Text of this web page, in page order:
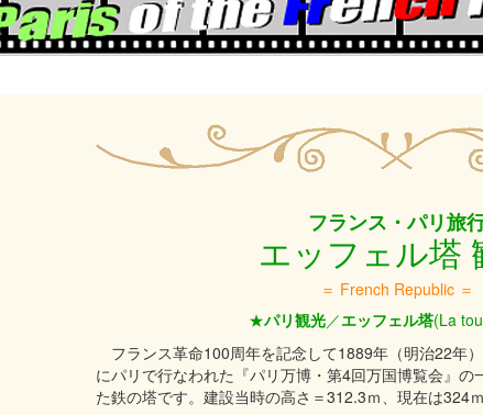
フランス・パリ旅
エッフェル塔
＝ French Republic ＝
★パリ観光／エッフェル塔(La
フランス革命100周年を記念して1889年（明治22年
にパリで行なわれた『パリ万博・第4回万国博覧会』
た鉄の塔です。建設当時の高さ＝312.3ｍ、現在は324